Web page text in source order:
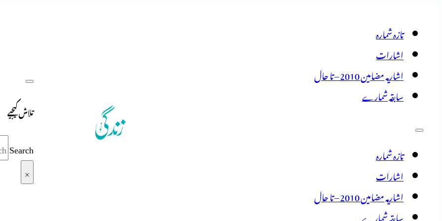
تازہ شمارہ
اشارات
اشاریہ مضامین 2010 – تا حال
سابقہ شمارے
تازہ شمارہ
اشارات
اشاریہ مضامین 2010 – تا حال
سابقہ شمارے
تلاش کیجیے
Search
×